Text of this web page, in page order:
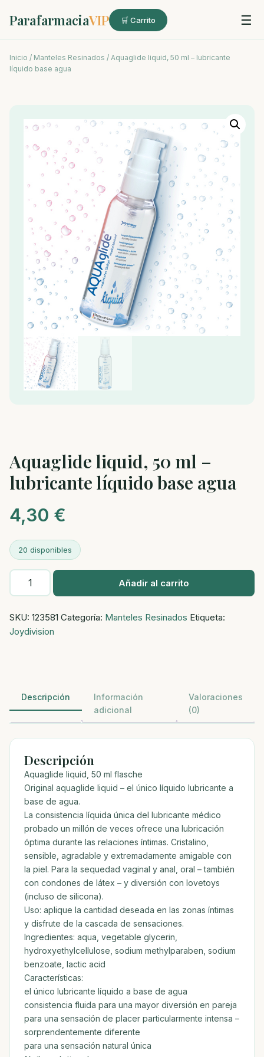
ParafarmaciaVIP 🛒 Carrito ☰
Inicio / Manteles Resinados / Aquaglide liquid, 50 ml – lubricante
líquido base agua
Aquaglide liquid, 50 ml –
lubricante líquido base agua
4,30 €
20 disponibles
Aquaglide
liquid,
ml
-
cantidad
Añadir al carrito
SKU: 123581 Categoría: Manteles Resinados Etiqueta:
Joydivision
Descripción
Información
adicional
Valoraciones
(0)
Descripción
Aquaglide liquid, 50 ml flasche
Original aquaglide liquid – el único líquido lubricante a
base de agua.
La consistencia líquida única del lubricante médico
probado un millón de veces ofrece una lubricación
óptima durante las relaciones íntimas. Cristalino,
sensible, agradable y extremadamente amigable con
la piel. Para la sequedad vaginal y anal, oral – también
con condones de látex – y diversión con lovetoys
(incluso de silicona).
Uso: aplique la cantidad deseada en las zonas íntimas
y disfrute de la cascada de sensaciones.
Ingredientes: aqua, vegetable glycerin,
hydroxyethylcellulose, sodium methylparaben, sodium
benzoate, lactic acid
Características:
el único lubricante líquido a base de agua
consistencia fluida para una mayor diversión en pareja
para una sensación de placer particularmente intensa –
sorprendentemente diferente
para una sensación natural única